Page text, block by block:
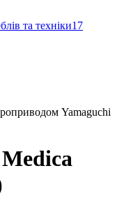
та техніки17
Yamaguchi